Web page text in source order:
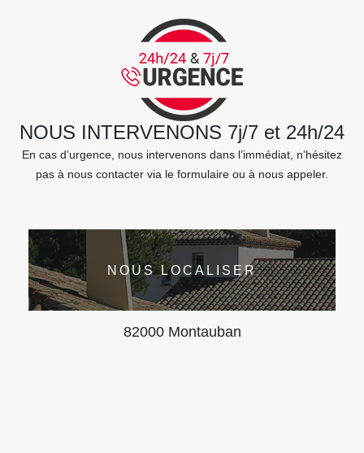
NOUS INTERVENONS 7j/7 et 24h/24
En cas d’urgence, nous intervenons dans l’immédiat, n’hésitez
pas à nous contacter via le formulaire ou à nous appeler.
NOUS LOCALISER
82000 Montauban